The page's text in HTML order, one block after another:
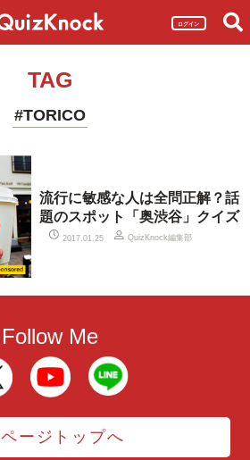
ログイン
TAG
#TORICO
流行に敏感な人は全問正解？話
題のスポット「奥渋谷」クイズ
2017.01.25 QuizKnock編集部
Follow Me
ページトップへ